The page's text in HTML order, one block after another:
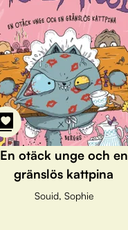
En otäck unge och en
gränslös kattpina
Souid, Sophie